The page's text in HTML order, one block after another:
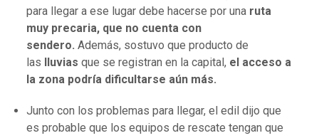
para llegar a ese lugar debe hacerse por una ruta
muy precaria, que no cuenta con
sendero. Además, sostuvo que producto de
las lluvias que se registran en la capital, el acceso a
la zona podría dificultarse aún más.
Junto con los problemas para llegar, el edil dijo que
es probable que los equipos de rescate tengan que